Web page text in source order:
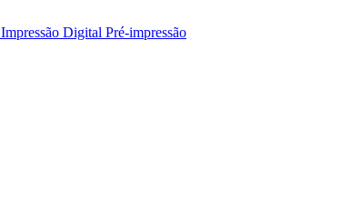
Impressão Digital Pré-impressão